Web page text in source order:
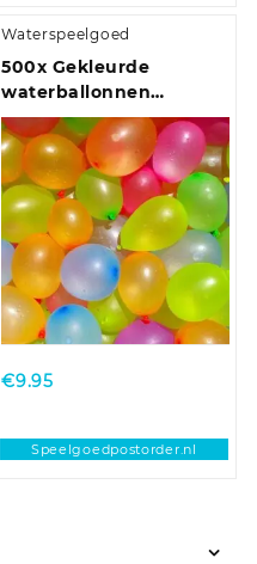
Waterspeelgoed
500x Gekleurde
waterballonnen
speelgoed
€9.95
Speelgoedpostorder.nl